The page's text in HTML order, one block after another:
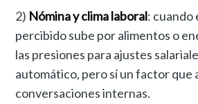
2) Nómina y clima laboral: cuando
percibido sube por alimentos o
las presiones para ajustes
automático, pero sí un factor que
conversaciones internas.